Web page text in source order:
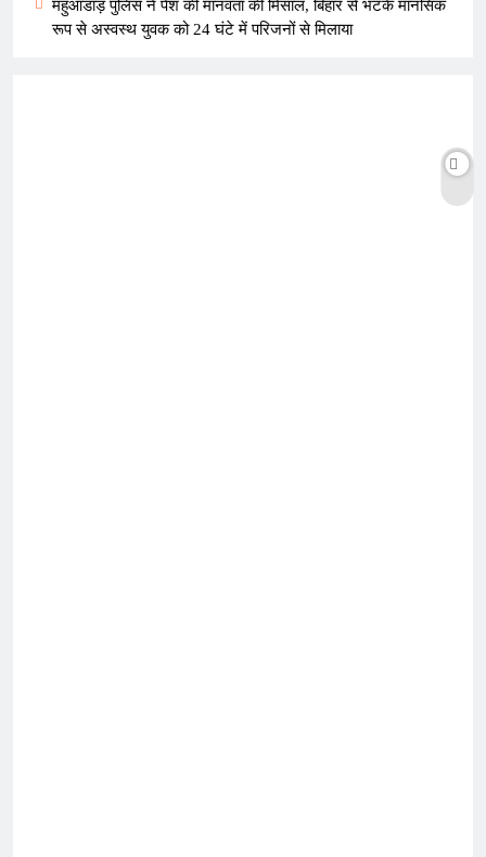
महुआडांड़ पुलिस ने पेश की मानवता की मिसाल, बिहार से भटके मानसिक
रूप से अस्वस्थ युवक को 24 घंटे में परिजनों से मिलाया